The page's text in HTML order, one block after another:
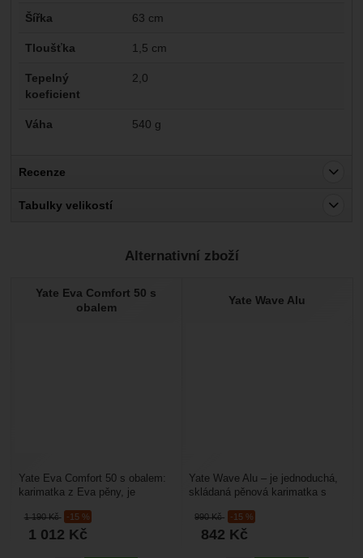
Šířka 63 cm
Tloušťka 1,5 cm
Tepelný
koeficient
2,0
Váha 540 g
Recenze
Nebyla přidána žádná recenze.
Tabulky velikostí
Alternativní zboží
Yate Eva Comfort 50 s
obalem
1 190Kč -15 %
1 012 Kč
Yate Eva Comfort 50 s obalem:
karimatka z Eva pěny, je
cm a má váhu 470...
Yate Wave Alu
990Kč -15 %
842 Kč
Yate Wave Alu – je jednoduchá,
skládaná pěnová karimatka s
tepelným odporem....